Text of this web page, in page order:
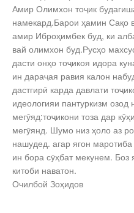
Амир Олимхон тоҷик
намекард.Барои ҳамин Сақо
амир Иброҳимбек буд, ки
вай олимхон буд.Русҳо
дасти онҳо тоҷикоя идора
ин дараҷая равия калон
дастгирӣ карда давлати
идеологияи пантуркизм озод
мегӯяд:тоҷикони тоза дар
мегӯянд. Шумо низ ҳоло аз
нашудед. агар ягон
ин бора сӯҳбат мекунем.
китоби наватон.
Очилбой Зоҳидов